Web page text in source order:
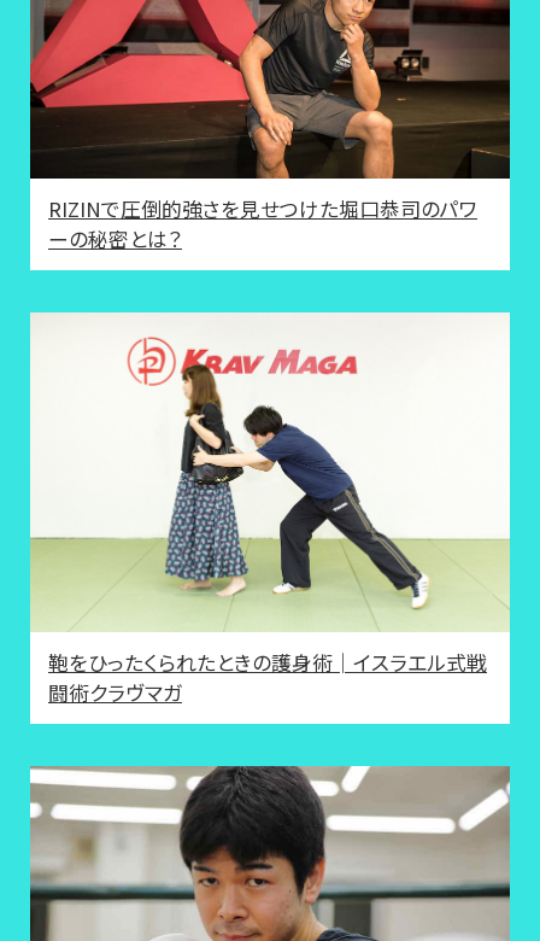
RIZINで圧倒的強さを見せつけた堀口恭司のパワ
ーの秘密とは？
鞄をひったくられたときの護身術│イスラエル式戦
闘術クラヴマガ